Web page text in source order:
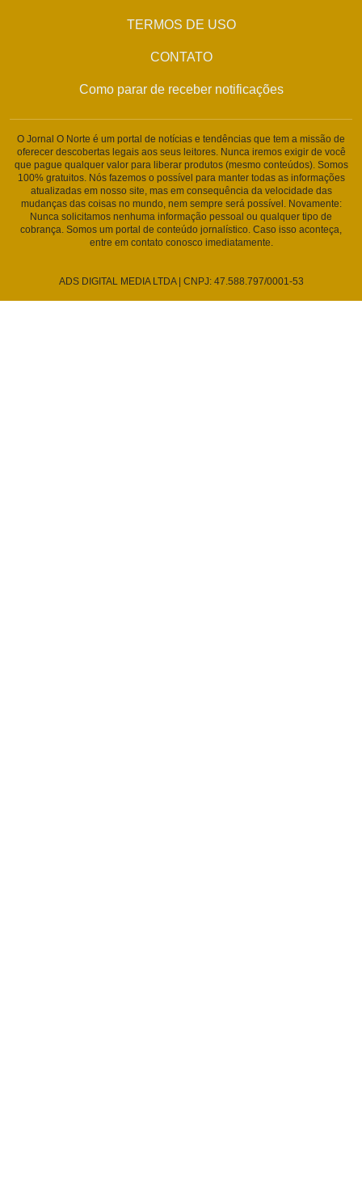
TERMOS DE USO
CONTATO
Como parar de receber notificações
O Jornal O Norte é um portal de notícias e tendências que tem a missão de
oferecer descobertas legais aos seus leitores. Nunca iremos exigir de você
que pague qualquer valor para liberar produtos (mesmo conteúdos). Somos
100% gratuitos. Nós fazemos o possível para manter todas as informações
atualizadas em nosso site, mas em consequência da velocidade das
mudanças das coisas no mundo, nem sempre será possível. Novamente:
Nunca solicitamos nenhuma informação pessoal ou qualquer tipo de
cobrança. Somos um portal de conteúdo jornalístico. Caso isso aconteça,
entre em contato conosco imediatamente.
ADS DIGITAL MEDIA LTDA | CNPJ: 47.588.797/0001-53